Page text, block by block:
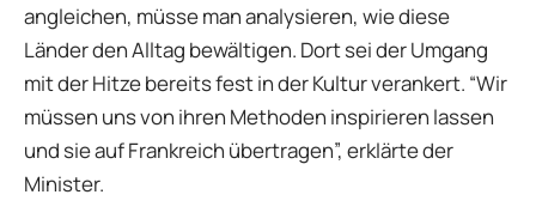
angleichen, müsse man analysieren, wie diese
Länder den Alltag bewältigen. Dort sei der Umgang
mit der Hitze bereits fest in der Kultur verankert. “Wir
müssen uns von ihren Methoden inspirieren lassen
und sie auf Frankreich übertragen”, erklärte der
Minister.